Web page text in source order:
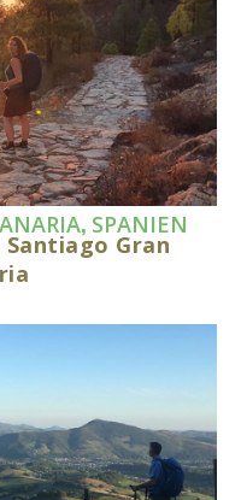
, SPANIEN
Santiago Gran